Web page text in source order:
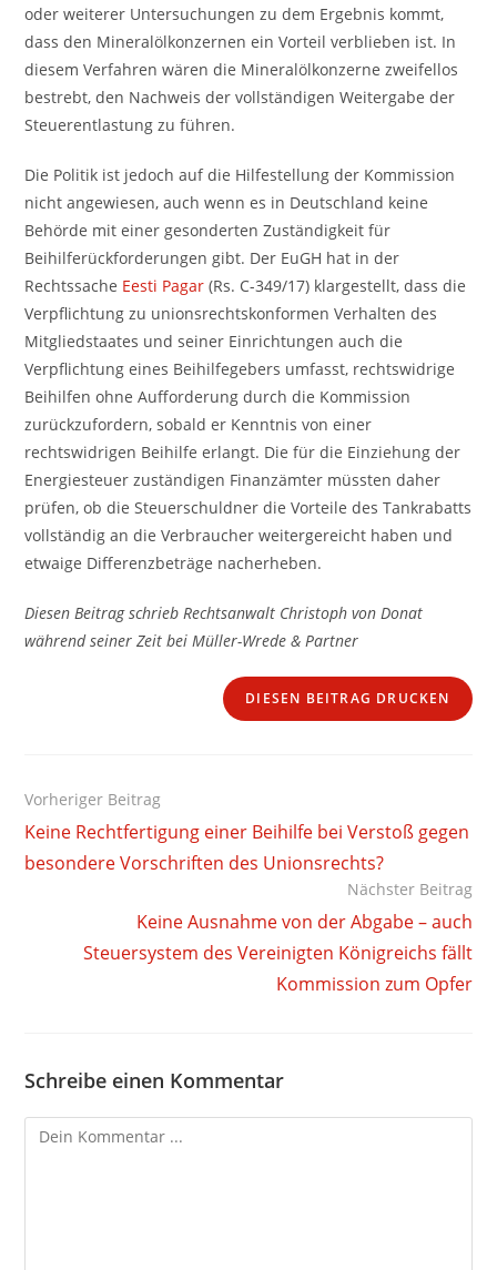
oder weiterer Untersuchungen zu dem Ergebnis kommt,
dass den Mineralölkonzernen ein Vorteil verblieben ist. In
diesem Verfahren wären die Mineralölkonzerne zweifellos
bestrebt, den Nachweis der vollständigen Weitergabe der
Steuerentlastung zu führen.
Die Politik ist jedoch auf die Hilfestellung der Kommission
nicht angewiesen, auch wenn es in Deutschland keine
Behörde mit einer gesonderten Zuständigkeit für
Beihilferückforderungen gibt. Der EuGH hat in der
Rechtssache Eesti Pagar (Rs. C-349/17) klargestellt, dass die
Verpflichtung zu unionsrechtskonformen Verhalten des
Mitgliedstaates und seiner Einrichtungen auch die
Verpflichtung eines Beihilfegebers umfasst, rechtswidrige
Beihilfen ohne Aufforderung durch die Kommission
zurückzufordern, sobald er Kenntnis von einer
rechtswidrigen Beihilfe erlangt. Die für die Einziehung der
Energiesteuer zuständigen Finanzämter müssten daher
prüfen, ob die Steuerschuldner die Vorteile des Tankrabatts
vollständig an die Verbraucher weitergereicht haben und
etwaige Differenzbeträge nacherheben.
Diesen Beitrag schrieb Rechtsanwalt Christoph von Donat
während seiner Zeit bei Müller-Wrede & Partner
DIESEN BEITRAG DRUCKEN
Weitere
ansehen
Vorheriger Beitrag
Keine Rechtfertigung einer Beihilfe bei Verstoß gegen
besondere Vorschriften des Unionsrechts?
Nächster Beitrag
Keine Ausnahme von der Abgabe – auch
Steuersystem des Vereinigten Königreichs fällt
Kommission zum Opfer
Schreibe einen Kommentar
Kommentieren